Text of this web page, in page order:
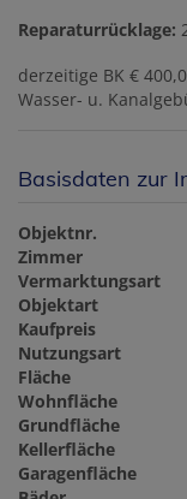
Reparaturrücklage:
derzeitige BK €
Wasser- u.
Basisdaten zur
Objektnr.
Zimmer
Vermarktungsart
Objektart
Kaufpreis
Nutzungsart
Fläche
Wohnfläche
Grundfläche
Kellerfläche
Garagenfläche